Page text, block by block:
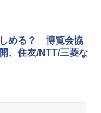
ス保冷剤 2個セット 2
冷凍 空間倍増 衛生的
持ち
小型 緑色/赤色/青紫色
める？ 博覧会協
、住友/NTT/三菱な